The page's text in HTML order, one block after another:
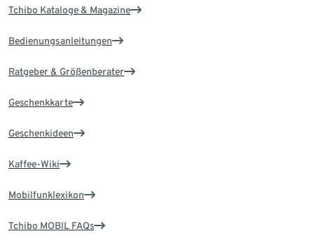
Tchibo Kataloge & Magazine
Bedienungsanleitungen
Ratgeber & Größenberater
Geschenkkarte
Geschenkideen
Kaffee-Wiki
Mobilfunklexikon
Tchibo MOBIL FAQs